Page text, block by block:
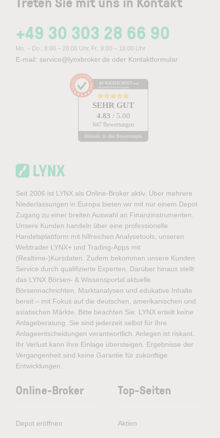
+49 30 303 28 66 90
Mo. – Do.: 8:00 – 20:00 Uhr, Fr.: 8:00 – 18:00 Uhr
E-mail: service@lynxbroker.de oder Kontaktformular
AUSGEZEICHNET .org
Kundenbewertungen
SEHR GUT
4.83 / 5.00
647 Bewertungen
Hinweis zu den Bewertungen
Seit 2006 ist LYNX als Online-Broker aktiv. Über mehrere
Niederlassungen in Europa bieten wir mit nur einem Depot
Zugang zu einer breiten Auswahl an Finanzinstrumenten.
Unsere Kunden handeln über eine professionelle
Handelsplattform mit hilfreichen Analysetools, unseren
Webtrader LYNX+ und Trading-Apps mit
(Realtime-)Kursdaten. Zudem bekommen unsere Kunden
Service durch qualifizierte Experten. Darüber hinaus stellt
das LYNX Börsen- & Wissensportal aktuelle
Börsennachrichten, Marktanalysen und edukative Inhalte
bereit – mit Fokus auf die deutschen, amerikanischen und
asiatischen Märkte. Bitte beachten Sie: LYNX erteilt keine
Anlageberatung. Sie sind jederzeit selbst für Ihre
Anlageentscheidungen verantwortlich. Anlegen ist riskant.
Ihr Verlust kann Ihre Einlage übersteigen. Ergebnisse der
Vergangenheit sind keine Garantie für zukünftige
Entwicklungen.
Online-Broker
Depot eröffnen
Top-Seiten
Aktien